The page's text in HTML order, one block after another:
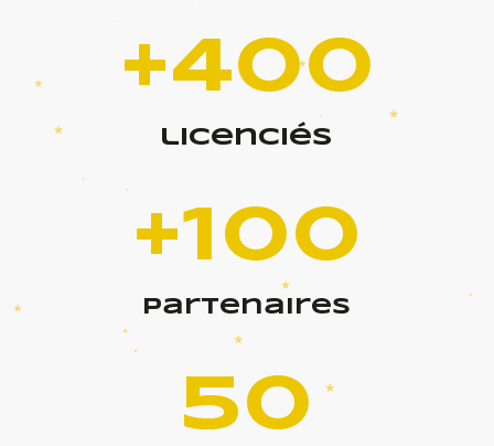
+400
licenciés
+100
partenaires
50